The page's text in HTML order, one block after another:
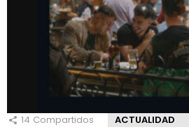
14 Compartidos ACTUALIDAD